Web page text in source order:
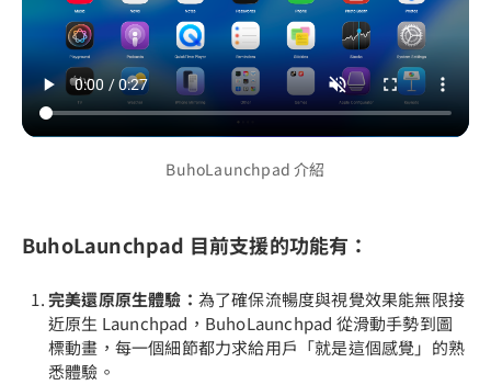
BuhoLaunchpad 介紹
BuhoLaunchpad 目前支援的功能有：
完美還原原生體驗： 為了確保流暢度與視覺效果能無限接
近原生 Launchpad，BuhoLaunchpad 從滑動手勢到圖
標動畫，每一個細節都力求給用戶「就是這個感覺」的熟
悉體驗。